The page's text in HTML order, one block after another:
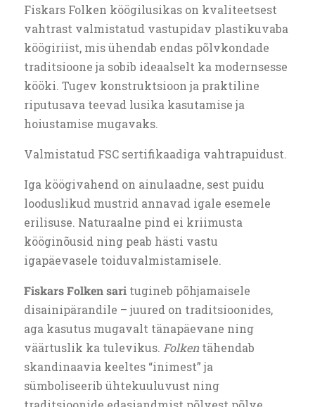
Fiskars Folken köögilusikas on kvaliteetsest
vahtrast valmistatud vastupidav plastikuvaba
köögiriist, mis ühendab endas põlvkondade
traditsioone ja sobib ideaalselt ka modernsesse
kööki. Tugev konstruktsioon ja praktiline
riputusava teevad lusika kasutamise ja
hoiustamise mugavaks.
Valmistatud FSC sertifikaadiga vahtrapuidust.
Iga köögivahend on ainulaadne, sest puidu
looduslikud mustrid annavad igale esemele
erilisuse. Naturaalne pind ei kriimusta
kööginõusid ning peab hästi vastu
igapäevasele toiduvalmistamisele.
Fiskars Folken saritugineb põhjamaisele
disainipärandile – juured on traditsioonides,
aga kasutus mugavalt tänapäevane ning
väärtuslik ka tulevikus. Folkentähendab
skandinaavia keeltes “inimest” ja
sümboliseerib ühtekuuluvust ning